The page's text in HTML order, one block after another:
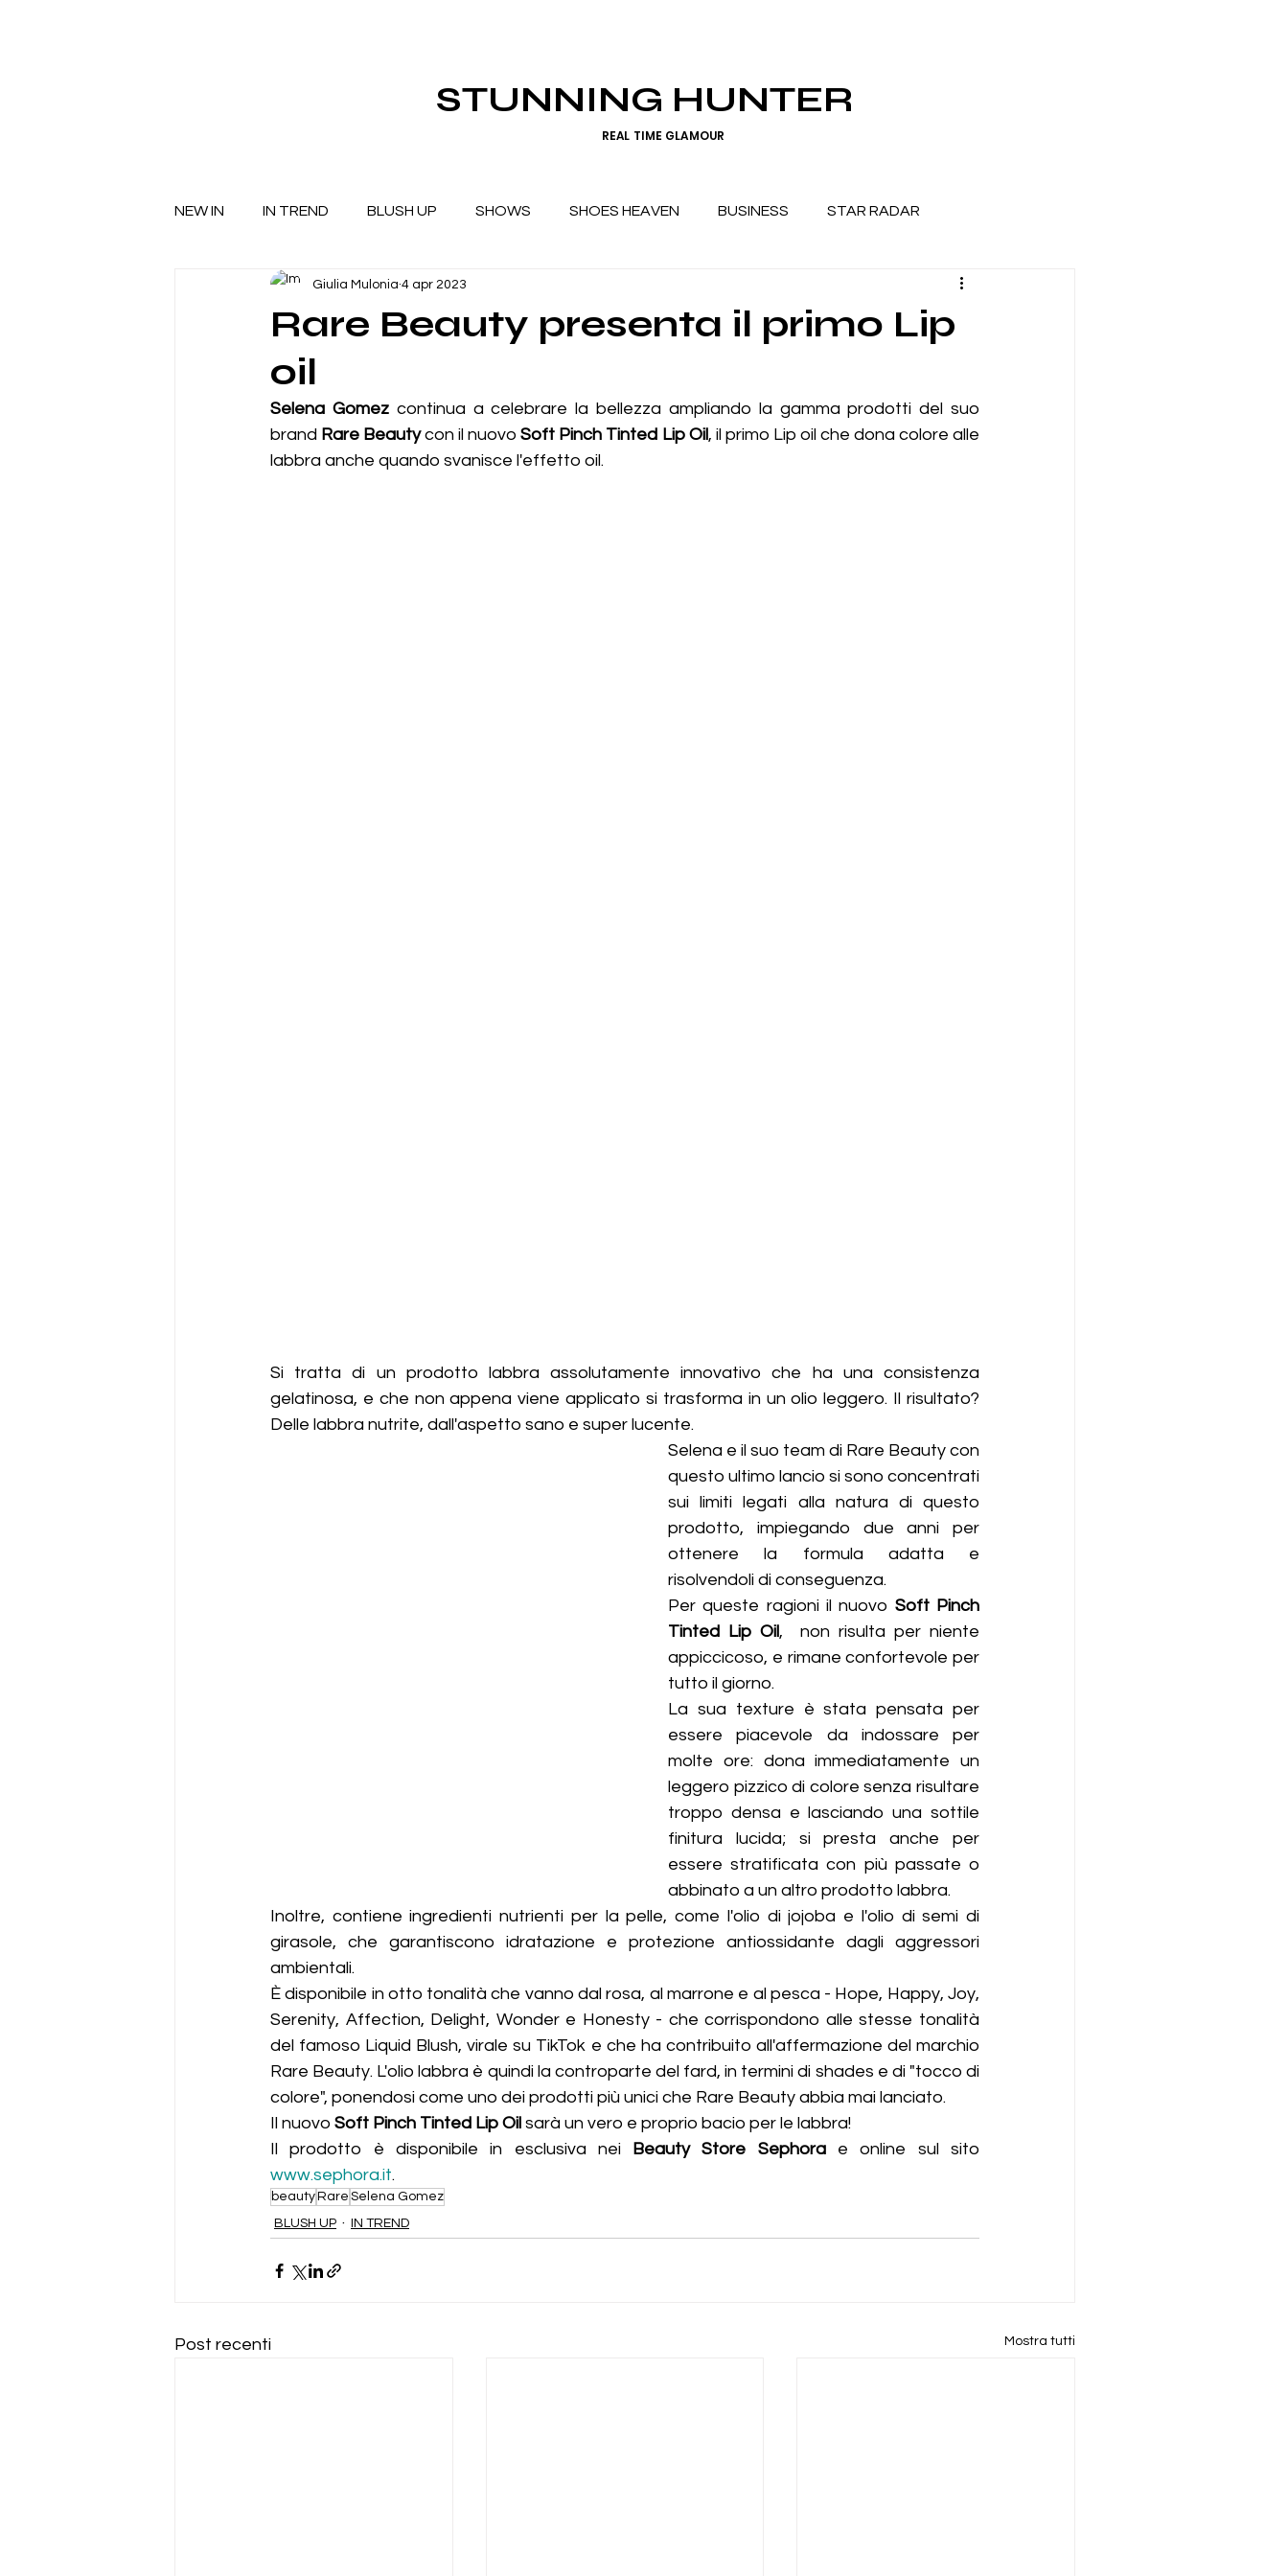
STUNNING HUNTER
REAL TIME GLAMOUR
NEW IN IN TREND BLUSH UP SHOWS SHOES HEAVEN BUSINESS STAR RADAR
Rare Beauty presenta il primo Lip
oil
Giulia Mulonia 4 apr 2023
Selena Gomez continua a celebrare la bellezza ampliando la gamma prodotti del suo
brand Rare Beauty con il nuovo Soft Pinch Tinted Lip Oil, il primo Lip oil che dona colore alle
labbra anche quando svanisce l'effetto oil.
Si tratta di un prodotto labbra assolutamente innovativo che ha una consistenza
gelatinosa, e che non appena viene applicato si trasforma in un olio leggero. Il risultato?
Delle labbra nutrite, dall'aspetto sano e super lucente.
Selena e il suo team di Rare Beauty con
questo ultimo lancio si sono concentrati
sui limiti legati alla natura di questo
prodotto, impiegando due anni per
ottenere la formula adatta e
risolvendoli di conseguenza.
Per queste ragioni il nuovo Soft Pinch
Tinted Lip Oil,  non risulta per niente
appiccicoso, e rimane confortevole per
tutto il giorno.
La sua texture è stata pensata per
essere piacevole da indossare per
molte ore: dona immediatamente un
leggero pizzico di colore senza risultare
troppo densa e lasciando una sottile
finitura lucida; si presta anche per
essere stratificata con più passate o
abbinato a un altro prodotto labbra.
Inoltre, contiene ingredienti nutrienti per la pelle, come l'olio di jojoba e l'olio di semi di
girasole, che garantiscono idratazione e protezione antiossidante dagli aggressori
ambientali.
È disponibile in otto tonalità che vanno dal rosa, al marrone e al pesca - Hope, Happy, Joy,
Serenity, Affection, Delight, Wonder e Honesty - che corrispondono alle stesse tonalità
del famoso Liquid Blush, virale su TikTok e che ha contribuito all'affermazione del marchio
Rare Beauty. L'olio labbra è quindi la controparte del fard, in termini di shades e di "tocco di
colore", ponendosi come uno dei prodotti più unici che Rare Beauty abbia mai lanciato.
Il nuovo Soft Pinch Tinted Lip Oil sarà un vero e proprio bacio per le labbra!
Il prodotto è disponibile in esclusiva nei Beauty Store Sephora
www.sephora.it.
beauty Rare Selena Gomez
BLUSH UP
IN TREND
Post recenti Mostra tutti